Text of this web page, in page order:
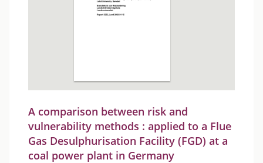
A comparison between risk and
vulnerability methods : applied to a Flue
Gas Desulphurisation Facility (FGD) at a
coal power plant in Germany